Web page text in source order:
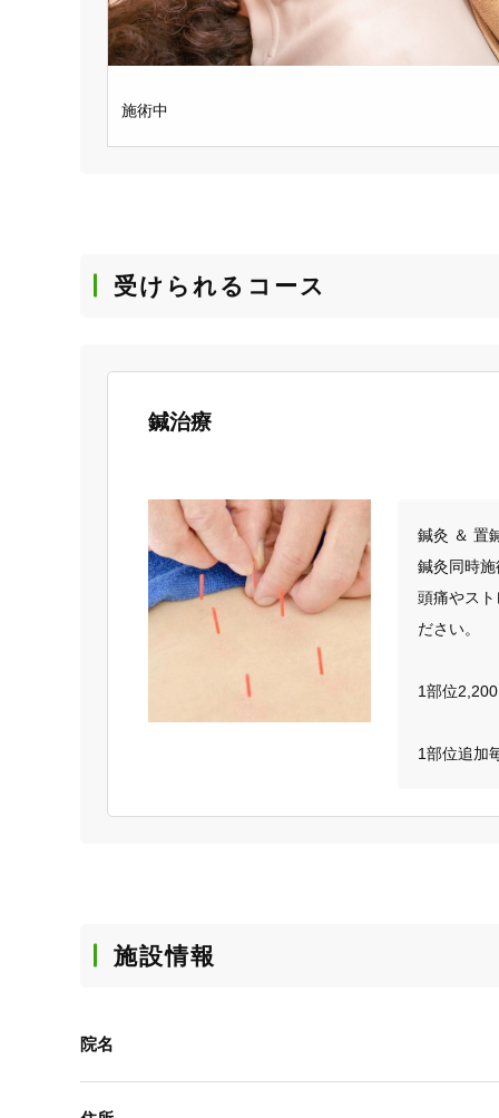
施術中
受けられるコース
鍼治療
鍼灸 ＆ 置
鍼灸同時
頭痛やス
ださい。
1部位
1部位追加
施設情報
院名